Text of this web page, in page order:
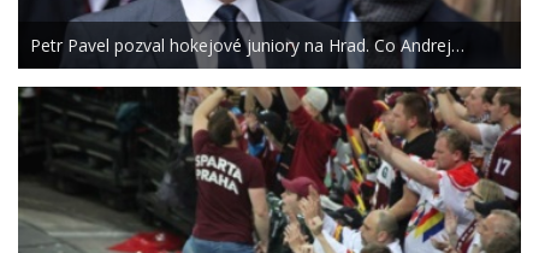
Petr Pavel pozval hokejové juniory na Hrad. Co Andrej…